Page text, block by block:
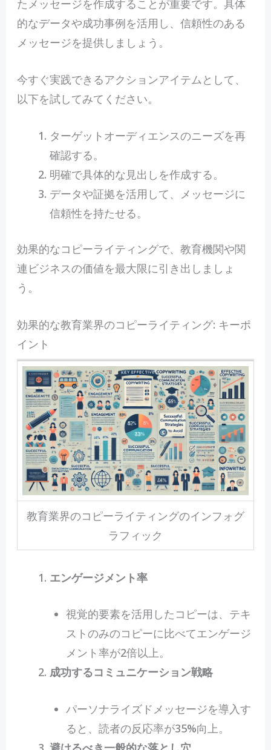
たメッセージを作成することが重要です。具体
的なデータや成功事例を活用し、信頼性のある
メッセージを提供しましょう。
今すぐ実践できるアクションアイテムとして、
以下を試してみてください。
ターゲットオーディエンスのニーズを再
確認する。
明確で具体的な見出しを作成する。
データや証拠を活用して、メッセージに
信頼性を持たせる。
効果的なコピーライティングで、教育機関や関
連ビジネスの価値を最大限に引き出しましょ
う。
効果的な教育業界のコピーライティング: キーポ
イント
教育業界のコピーライティングのインフォグ
ラフィック
エンゲージメント率
視覚的要素を活用したコピーは、テキ
ストのみのコピーに比べてエンゲージ
メント率が2倍以上。
成功するコミュニケーション戦略
パーソナライズドメッセージを導入す
ると、読者の反応率が35%向上。